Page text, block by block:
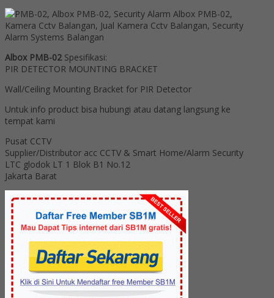
Albox PMB-02Spesifikasi:
PIR DETECTOR MOUNTING BRACKET
Wall/Ceiling Mounting Bracket for PIR Detector
Untuk info product bisa hubungi atau datang langsung ke
tempat kami
Pusat CCTV
Supplier/Distributor acc CCTV & Smart Home/Alarm Security
LTC glodok LT 1 Blok B1 No.12
Jakarta Barat